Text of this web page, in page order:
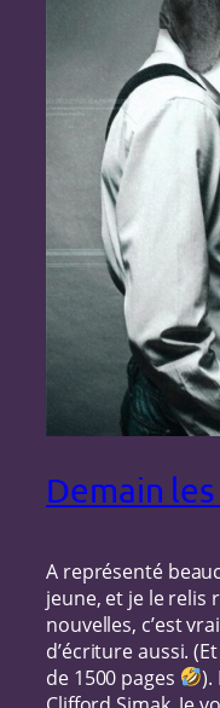
Demain
A représenté
jeune, et je le relis
nouvelles, c’est
d’écriture aussi.
de 1500 pages
).